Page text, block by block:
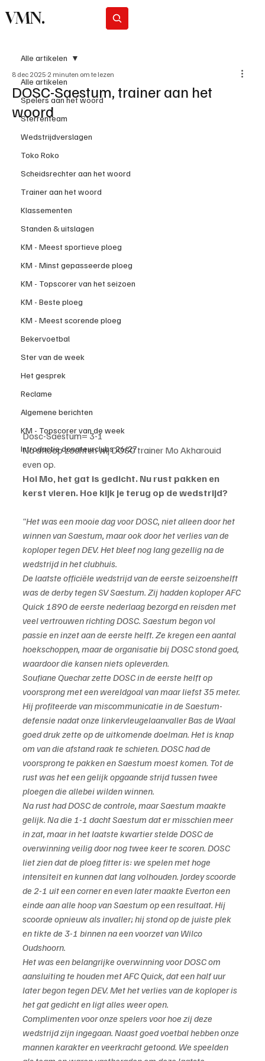
VMN.
Alle artikelen
Spelers aan het woord
Sterrenteam
Wedstrijdverslagen
Toko Roko
Scheidsrechter aan het woord
Trainer aan het woord
Klassementen
Standen & uitslagen
KM - Meest sportieve ploeg
KM - Minst gepasseerde ploeg
KM - Topscorer van het seizoen
KM - Beste ploeg
KM - Meest scorende ploeg
Bekervoetbal
Ster van de week
Het gesprek
Reclame
Algemene berichten
KM - Topscorer van de week
Introductie donateurclubs 26/27
Alle artikelen
DOSC-Saestum, trainer aan het
woord
8 dec 2025 2 minuten om te lezen
Dosc-Saestum= 3-1
Na afloop zochten wij DOSC trainer Mo Akharouid
even op.
Hoi Mo, het gat is gedicht. Nu rust pakken en
kerst vieren. Hoe kijk je terug op de wedstrijd?
"Het was een mooie dag voor DOSC, niet alleen door het
winnen van Saestum, maar ook door het verlies van de
koploper tegen DEV. Het bleef nog lang gezellig na de
wedstrijd in het clubhuis.
De laatste officiële wedstrijd van de eerste seizoenshelft
was de derby tegen SV Saestum. Zij hadden koploper AFC
Quick 1890 de eerste nederlaag bezorgd en reisden met
veel vertrouwen richting DOSC. Saestum begon vol
passie en inzet aan de eerste helft. Ze kregen een aantal
hoekschoppen, maar de organisatie bij DOSC stond goed,
waardoor die kansen niets opleverden.
Soufiane Quechar zette DOSC in de eerste helft op
voorsprong met een wereldgoal van maar liefst 35 meter.
Hij profiteerde van miscommunicatie in de Saestum-
defensie nadat onze linkervleugelaanvaller Bas de Waal
goed druk zette op de uitkomende doelman. Het is knap
om van die afstand raak te schieten. DOSC had de
voorsprong te pakken en Saestum moest komen. Tot de
rust was het een gelijk opgaande strijd tussen twee
ploegen die allebei wilden winnen.
Na rust had DOSC de controle, maar Saestum maakte
gelijk. Na die 1-1 dacht Saestum dat er misschien meer
in zat, maar in het laatste kwartier stelde DOSC de
overwinning veilig door nog twee keer te scoren. DOSC
liet zien dat de ploeg fitter is: we spelen met hoge
intensiteit en kunnen dat lang volhouden. Jordey scoorde
de 2-1 uit een corner en even later maakte Everton een
einde aan alle hoop van Saestum op een resultaat. Hij
scoorde opnieuw als invaller; hij stond op de juiste plek
en tikte de 3-1 binnen na een voorzet van Wilco
Oudshoorn.
Het was een belangrijke overwinning voor DOSC om
aansluiting te houden met AFC Quick, dat een half uur
later begon tegen DEV. Met het verlies van de koploper is
het gat gedicht en ligt alles weer open.
Complimenten voor onze spelers voor hoe zij deze
wedstrijd zijn ingegaan. Naast goed voetbal hebben onze
mannen karakter en veerkracht getoond. We speelden